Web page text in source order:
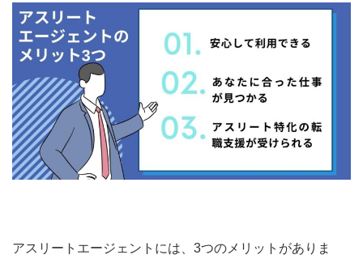
アスリートエージェントには、3つのメリットがありま